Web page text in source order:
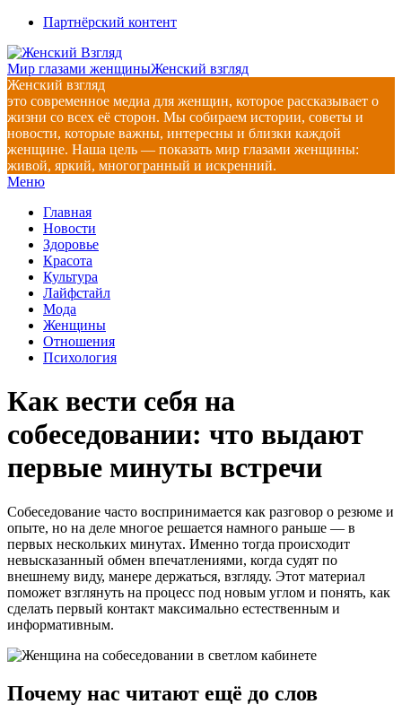
Перейти
содержимому
Партнёрский контент
Мир глазами женщиныЖенский взгляд
Женский взгляд
это современное медиа для женщин, которое рассказывает о
жизни со всех её сторон. Мы собираем истории, советы и
новости, которые важны, интересны и близки каждой
женщине. Наша цель — показать мир глазами женщины:
живой, яркий, многогранный и искренний.
Главное
меню
Меню
Главная
Новости
Здоровье
Красота
Культура
Лайфстайл
Мода
Женщины
Отношения
Психология
Как вести себя на
собеседовании: что выдают
первые минуты встречи
Собеседование часто воспринимается как разговор о резюме и
опыте, но на деле многое решается намного раньше — в
первых нескольких минутах. Именно тогда происходит
невысказанный обмен впечатлениями, когда судят по
внешнему виду, манере держаться, взгляду. Этот материал
поможет взглянуть на процесс под новым углом и понять, как
сделать первый контакт максимально естественным и
информативным.
Почему нас читают ещё до слов